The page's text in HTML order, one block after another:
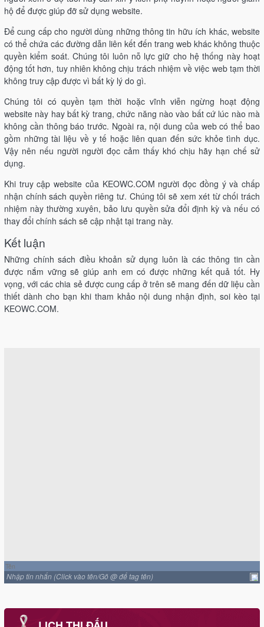
hộ để được giúp đỡ sử dụng website.
Để cung cấp cho người dùng những thông tin hữu ích khác, website
có thể chứa các đường dẫn liên kết đến trang web khác không thuộc
quyền kiểm soát. Chúng tôi luôn nỗ lực giữ cho hệ thống này hoạt
động tốt hơn, tuy nhiên không chịu trách nhiệm về việc web tạm thời
không truy cập được vì bất kỳ lý do gì.
Chúng tôi có quyền tạm thời hoặc vĩnh viễn ngừng hoạt động
website này hay bất kỳ trang, chức năng nào vào bất cứ lúc nào mà
không cần thông báo trước. Ngoài ra, nội dung của web có thể bao
gồm những tài liệu về y tế hoặc liên quan đến sức khỏe tình dục.
Vậy nên nếu người người đọc cảm thấy khó chịu hãy hạn chế sử
dụng.
Khi truy cập website của KEOWC.COM người đọc đồng ý và chấp
nhận chính sách quyền riêng tư. Chúng tôi sẽ xem xét từ chối trách
nhiệm này thường xuyên, bảo lưu quyền sửa đổi định kỳ và nếu có
thay đổi chính sách sẽ cập nhật tại trang này.
Kết luận
Những chính sách điều khoản sử dụng luôn là các thông tin cần
được nắm vững sẽ giúp anh em có được những kết quả tốt. Hy
vọng, với các chia sẻ được cung cấp ở trên sẽ mang đến dữ liệu cần
thiết dành cho bạn khi tham khảo nội dung nhận định, soi kèo tại
KEOWC.COM.
Nhập tin nhắn (Click vào tên/Gõ @ để tag tên)